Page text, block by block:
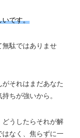
いです。
無駄ではありませ
それはまだあなた
ちが強いから。
どうしたらそれが解
なく、焦らずに一